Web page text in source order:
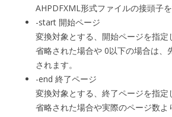
AHPDFXML形式ファイルの接頭子
-start 開始ページ
変換対象とする、開始ページを指定
省略された場合や 0以下の場合は、
されます。
-end 終了ページ
変換対象とする、終了ページを指定
省略された場合や実際のページ数